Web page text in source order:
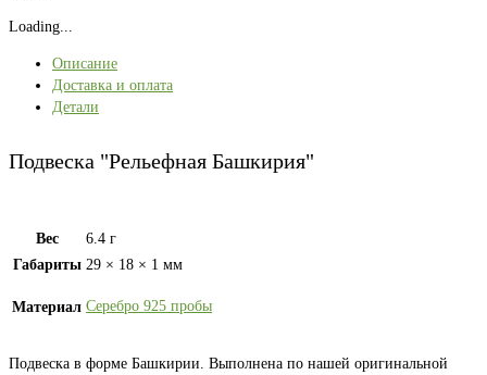
Loading...
Описание
Доставка и оплата
Детали
Подвеска "Рельефная Башкирия"
Вес
6.4 г
Габариты 29 × 18 × 1 мм
Материал Серебро 925 пробы
Подвеска в форме Башкирии. Выполнена по нашей оригинальной